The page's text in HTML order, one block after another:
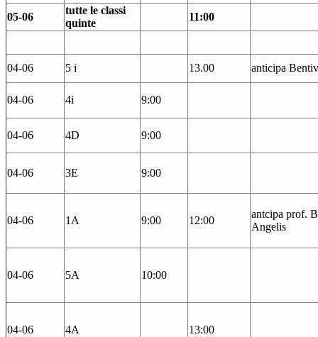
05-06
tutte le classi
quinte
11:00
04-06 5 i 13.00 anticipa
04-06 4i 9:00
04-06 4D 9:00
04-06 3E 9:00
04-06 1A 9:00 12:00
antcipa prof.
Angelis
04-06 5A 10:00
04-06 4A 13:00